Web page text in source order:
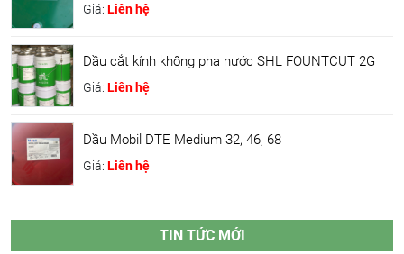
Giá: Liên hệ
Dầu cắt kính không pha nước SHL FOUNTCUT 2G
Giá: Liên hệ
Dầu Mobil DTE Medium 32, 46, 68
Giá: Liên hệ
TIN TỨC MỚI